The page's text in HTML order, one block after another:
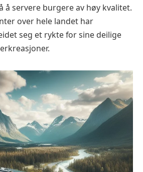
å servere burgere av høy kvalitet.
over hele landet har
seg et rykte for sine deilige